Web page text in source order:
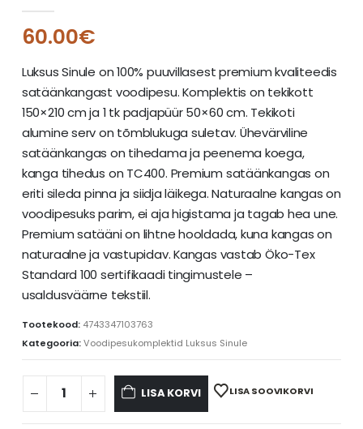
60.00€
Luksus Sinule on 100% puuvillasest premium kvaliteedis
satäänkangast voodipesu. Komplektis on tekikott
150×210 cm ja 1 tk padjapüür 50×60 cm. Tekikoti
alumine serv on tõmblukuga suletav. Ühevärviline
satäänkangas on tihedama ja peenema koega,
kanga tihedus on TC400. Premium satäänkangas on
eriti sileda pinna ja siidja läikega. Naturaalne kangas on
voodipesuks parim, ei aja higistama ja tagab hea une.
Premium satääni on lihtne hooldada, kuna kangas on
naturaalne ja vastupidav. Kangas vastab Öko-Tex
Standard 100 sertifikaadi tingimustele –
usaldusväärne tekstiil.
Tootekood: 4743347103763
Kategooria:Voodipesukomplektid Luksus Sinule
LISA KORVI LISA SOOVIKORVI